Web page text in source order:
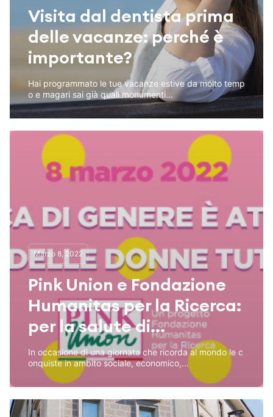
Visita dal dentista prima
delle vacanze: perché è
importante?
Hai programmato le tue vacanze estive da molto temp
o e magari sai già quali monumenti...
Marzo 8, 2022
Pink Union e Fondazione
Humanitas per la Ricerca:
per la salute di...
In occasione di una giornata che ricorda al mondo le c
onquiste in ambito sociale, economico,...